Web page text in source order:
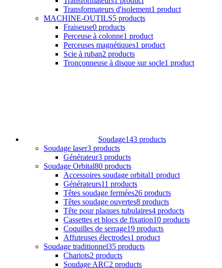
Transformateurs d'isolement1 product
MACHINE-OUTILS5 products
Fraiseuse0 products
Perceuse à colonne1 product
Perceuses magnétiques1 product
Scie à ruban2 products
Tronçonneuse à disque sur socle1 product
Soudage143 products
Soudage laser3 products
Générateur3 products
Soudage Orbital80 products
Accessoires soudage orbital1 product
Générateurs11 products
Têtes soudage fermées26 products
Têtes soudage ouvertes8 products
Tête pour plaques tubulaires4 products
Cassettes et blocs de fixation10 products
Coquilles de serrage19 products
Affuteuses électrodes1 product
Soudage traditionnel35 products
Chariots2 products
Soudage ARC2 products